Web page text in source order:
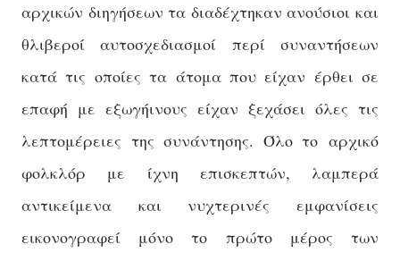
αρχικών διηγήσεων τα διαδέχτηκαν ανούσιοι και
θλιβεροί αυτοσχεδιασμοί περί συναντήσεων
κατά τις οποίες τα άτομα που είχαν έρθει σε
επαφή με εξωγήινους είχαν ξεχάσει όλες τις
λεπτομέρειες της συνάντησης. Όλο το αρχικό
φολκλόρ με ίχνη επισκεπτών, λαμπερά
αντικείμενα και νυχτερινές εμφανίσεις
εικονογραφεί μόνο το πρώτο μέρος των